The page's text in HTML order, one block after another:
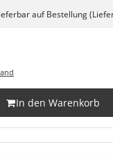
auf Bestellung
In den Warenkorb